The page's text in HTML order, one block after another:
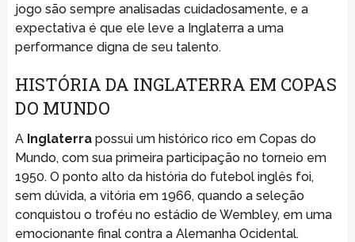
jogo são sempre analisadas cuidadosamente, e a
expectativa é que ele leve a Inglaterra a uma
performance digna de seu talento.
HISTÓRIA DA INGLATERRA EM COPAS
DO MUNDO
A Inglaterrapossui um histórico rico em Copas do
Mundo, com sua primeira participação no torneio em
1950. O ponto alto da história do futebol inglês foi,
sem dúvida, a vitória em 1966, quando a seleção
conquistou o troféu no estádio de Wembley, em uma
emocionante final contra a Alemanha Ocidental.